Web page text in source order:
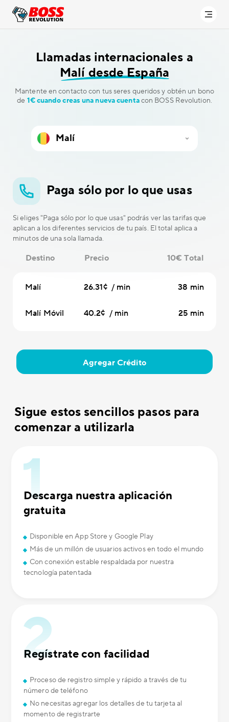
Llamadas internacionales a
Malí desde España
Mantente en contacto con tus seres queridos y obtén un bono
de 1€ cuando creas una nueva cuentacon BOSS Revolution.
Paga sólo por lo que usas
Si eliges "Paga sólo por lo que usas" podrás ver las tarifas que
aplican a los diferentes servicios de tu país. El total aplica a
minutos de una sola llamada.
Destino Precio 10€ Total
Malí 26.31¢ / min 38 min
Malí Móvil 40.2¢ / min 25 min
Agregar Crédito
Sigue estos sencillos pasos para
comenzar a utilizarla
Descarga nuestra aplicación
gratuita
Disponible en App Store y Google Play
Más de un millón de usuarios activos en todo el mundo
Con conexión estable respaldada por nuestra
tecnología patentada
Regístrate con facilidad
Proceso de registro simple y rápido a través de tu
número de teléfono
No necesitas agregar los detalles de tu tarjeta al
momento de registrarte